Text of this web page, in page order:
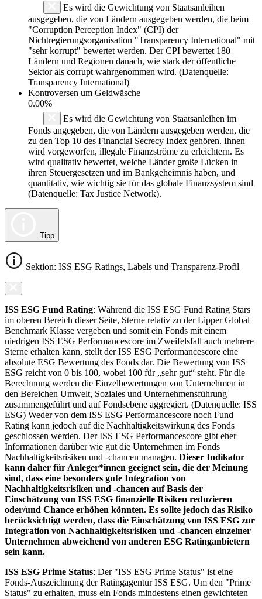
Es wird die Gewichtung von Staatsanleihen
ausgegeben, die von Ländern ausgegeben werden, die beim
"Corruption Perception Index" (CPI) der
Nichtregierungsorganisation "Transparency International" mit
"sehr korrupt" bewertet werden. Der CPI bewertet 180
Ländern und Regionen danach, wie stark der öffentliche
Sektor als corrupt wahrgenommen wird. (Datenquelle:
Transparency International)
Kontroversen um Geldwäsche
0.00%
Es wird die Gewichtung von Staatsanleihen im
Fonds angegeben, die von Ländern ausgegeben werden, die
zu den Top 10 des Financial Secrecy Index gehören. Ihnen
wird vorgeworfen, illegale Finanzströme zu erleichtern. Es
wird qualitativ bewertet, welche Länder große Lücken in
ihren Steuergesetzen und im Bankgeheimnis haben, und
quantitativ, wie wichtig sie für das globale Finanzsystem sind
(Datenquelle: Tax Justice Network).
Tipp
Sektion: ISS ESG Ratings, Labels und Transparenz-Profil
ISS ESG Fund Rating: Während die ISS ESG Fund Rating Stars
im oberen Bereich dieser Seite, Sterne relativ zu der Lipper Global
Benchmark Klasse vergeben und somit ein Fonds mit einem
niedrigen ISS ESG Performancescore im Zweifelsfall auch mehrere
Sterne erhalten kann, stellt der ISS ESG Performancescore eine
absolute ESG Bewertung des Fonds dar. Die Bewertung von ISS
ESG reicht von 0 bis 100, wobei 100 für „sehr gut“ steht. Für die
Berechnung werden die Einzelbewertungen von Unternehmen in
den Bereichen Umwelt, Soziales und Unternehmensführung
zusammengeführt und auf Fondsebene aggregiert. (Datenquelle: ISS
ESG) Weder von dem ISS ESG Performancescore noch Fund
Rating kann jedoch auf die Nachhaltigkeitswirkung des Fonds
geschlossen werden. Der ISS ESG Performancescore gibt eher
Informationen darüber wie gut die Unternehmen im Fonds
Nachhaltigkeitsrisiken und -chancen managen. Dieser Indikator
kann daher für Anleger*innen geeignet sein, die der Meinung
sind, dass eine besonders gute Integration von
Nachhaltigkeitsrisiken und -chancen auf Basis der
Einschätzung von ISS ESG finanzielle Risiken reduzieren
oder/und Chance erhöhen könnten. Es sollte jedoch das Risiko
berücksichtigt werden, dass die Einschätzung von ISS ESG zur
Integration von Nachhaltigkeitsrisiken und -chancen einzelner
Unternehmen abweichend von anderen ESG Ratinganbietern
sein kann.
ISS ESG Prime Status: Der "ISS ESG Prime Status" ist eine
Fonds-Auszeichnung der Ratingagentur ISS ESG. Um den "Prime
Status" zu erhalten, muss ein Fonds mindestens einen gewichteten